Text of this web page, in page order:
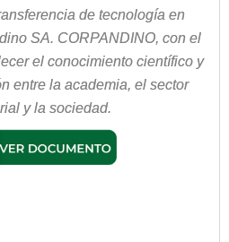
de tecnología en
SA. CORPANDINO, con el
el conocimiento científico y
entre la academia, el sector
y la sociedad.